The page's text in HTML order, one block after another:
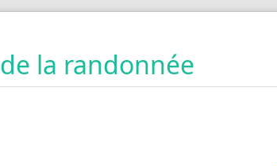
la randonnée